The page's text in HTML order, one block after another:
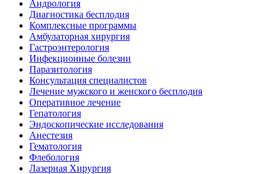
Андрология
Диагностика бесплодия
Комплексные программы
Амбулаторная хирургия
Гастроэнтерология
Инфекционные болезни
Паразитология
Консультация специалистов
Лечение мужского и женского бесплодия
Оперативное лечение
Гепатология
Эндоскопические исследования
Анестезия
Гематология
Флебология
Лазерная Хирургия